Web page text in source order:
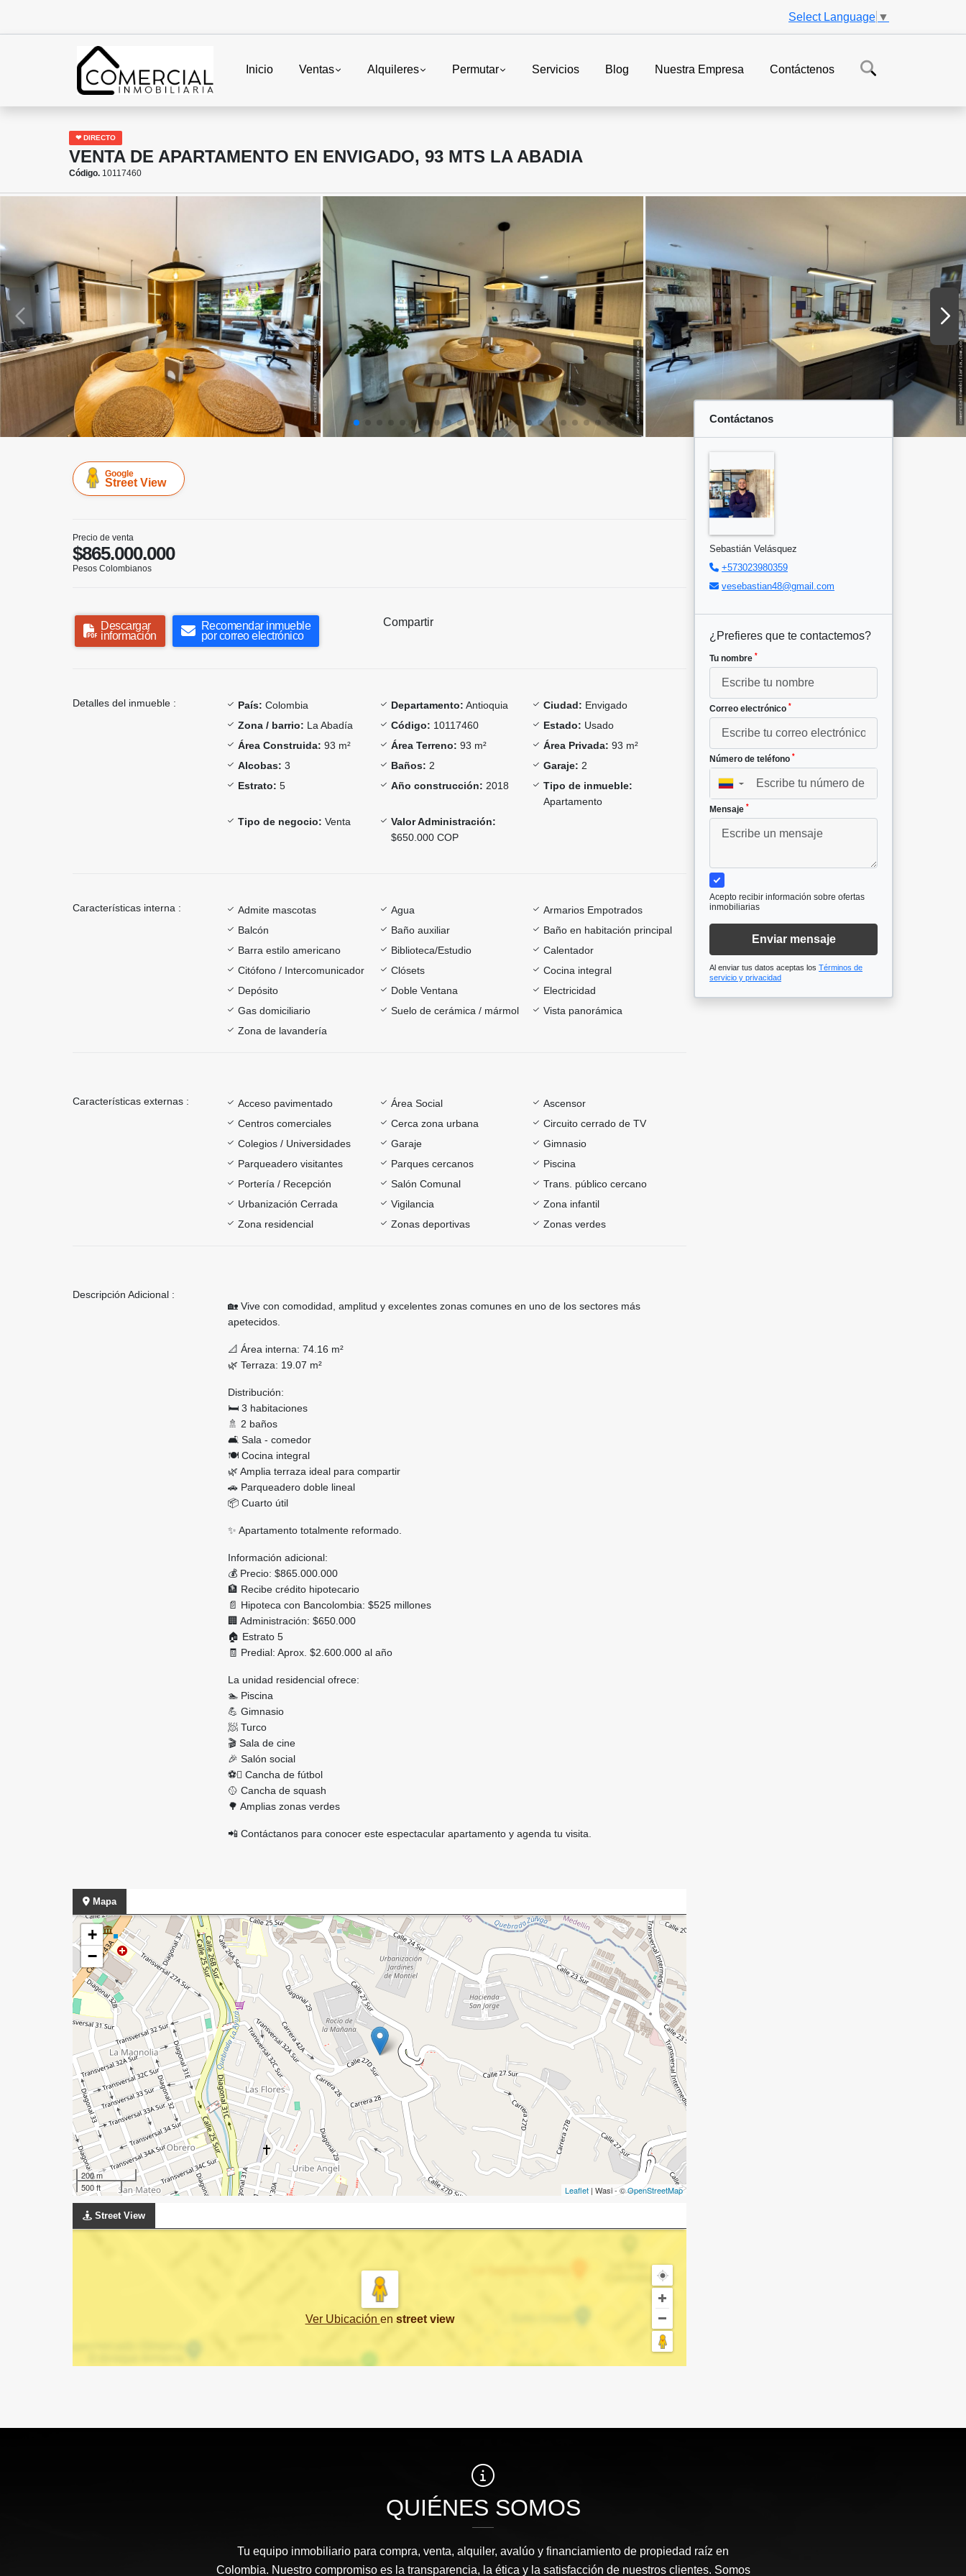
Select Language ▼
Inicio Ventas Alquileres Permutar Servicios Blog Nuestra Empresa Contáctenos
❤ DIRECTO
VENTA DE APARTAMENTO EN ENVIGADO, 93 MTS LA ABADIA
Código. 10117460
Google
Street View
Precio de venta
$865.000.000
Pesos Colombianos
Descargar
información
Recomendar inmueble
por correo electrónico
Compartir
Detalles del inmueble : País: Colombia Departamento: Antioquia Ciudad: Envigado
Zona / barrio: La Abadía Código: 10117460 Estado: Usado
Área Construida: 93 m² Área Terreno: 93 m² Área Privada: 93 m²
Alcobas: 3 Baños: 2 Garaje: 2
Estrato: 5 Año construcción: 2018
Tipo de inmueble:
Apartamento
Tipo de negocio: Venta
Valor Administración:
$650.000 COP
Características interna : Admite mascotas Agua
Armarios Empotrados
Balcón
Baño auxiliar
Baño en habitación principal
Barra estilo americano
Biblioteca/Estudio
Calentador
Citófono / Intercomunicador
Clósets
Cocina integral
Depósito
Doble Ventana
Electricidad
Gas domiciliario
Suelo de cerámica / mármol
Vista panorámica
Zona de lavandería
Características externas : Acceso pavimentado Área Social
Ascensor
Centros comerciales
Cerca zona urbana
Circuito cerrado de TV
Colegios / Universidades
Garaje
Gimnasio
Parqueadero visitantes
Parques cercanos
Piscina
Portería / Recepción
Salón Comunal
Trans. público cercano
Urbanización Cerrada
Vigilancia
Zona infantil
Zona residencial
Zonas deportivas Zonas verdes
Descripción Adicional :
🏡 Vive con comodidad, amplitud y excelentes zonas comunes en uno de los sectores más
apetecidos.
📐 Área interna: 74.16 m²
🌿 Terraza: 19.07 m²
Distribución:
🛏️ 3 habitaciones
🚿 2 baños
🛋️ Sala - comedor
🍽️ Cocina integral
🌿 Amplia terraza ideal para compartir
🚗 Parqueadero doble lineal
📦 Cuarto útil
✨ Apartamento totalmente reformado.
Información adicional:
💰 Precio: $865.000.000
🏦 Recibe crédito hipotecario
📄 Hipoteca con Bancolombia: $525 millones
🏢 Administración: $650.000
🏠 Estrato 5
🧾 Predial: Aprox. $2.600.000 al año
La unidad residencial ofrece:
🏊 Piscina
💪 Gimnasio
🧖 Turco
🎬 Sala de cine
🎉 Salón social
⚽ Cancha de fútbol
🥎 Cancha de squash
🌳 Amplias zonas verdes
📲 Contáctanos para conocer este espectacular apartamento y agenda tu visita.
Mapa
+
−
200 m
500 ft
Leaflet | Wasi - ©OpenStreetMap
Street View
Ver Ubicación en street view
Contáctanos
Sebastián Velásquez
+573023980359
vesebastian48@gmail.com
¿Prefieres que te contactemos?
Tu nombre *
Correo electrónico *
Número de teléfono *
▼
Mensaje *
Acepto recibir información sobre ofertas
inmobiliarias
Enviar mensaje
Al enviar tus datos aceptas los Términos de
servicio y privacidad
QUIÉNES SOMOS
Tu equipo inmobiliario para compra, venta, alquiler, avalúo y financiamiento de propiedad raíz en
Colombia. Nuestro compromiso es la transparencia, la ética y la satisfacción de nuestros clientes. Somos